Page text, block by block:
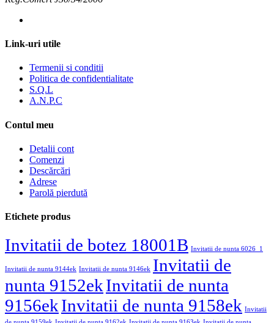
Link-uri utile
Termenii si conditii
Politica de confidentialitate
S.Q.L
A.N.P.C
Contul meu
Detalii cont
Comenzi
Descărcări
Adrese
Parolă pierdută
Etichete produs
Invitatii de botez 18001B Invitatii de nunta 6026_1
Invitatii de nunta 9144ek Invitatii de nunta 9146ek Invitatii de
nunta 9152ekInvitatii de nunta
9156ekInvitatii de nunta 9158ek Invitatii